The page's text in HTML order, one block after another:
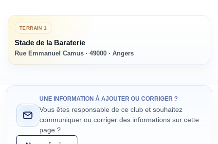
TERRAIN1
Stade de la Baraterie
Rue Emmanuel Camus · 49000 · Angers
UNE INFORMATION À AJOUTER OU CORRIGER ?
Vous êtes responsable de ce club et souhaitez
communiquer ou corriger des informations sur cette
page ?